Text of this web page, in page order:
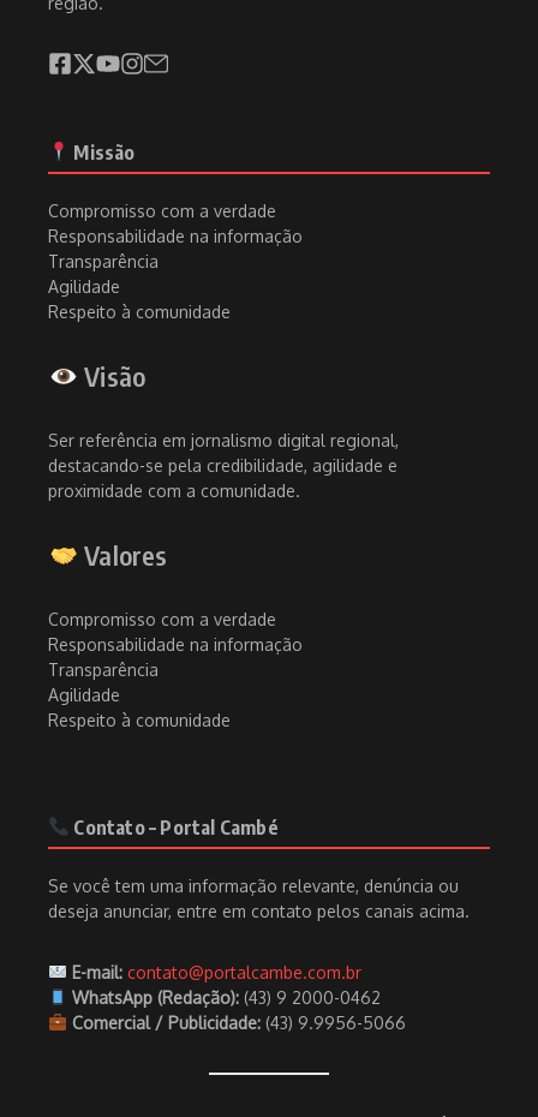
Missão
Compromisso com a verdade
Responsabilidade na informação
Transparência
Agilidade
Respeito à comunidade
Visão
Ser referência em jornalismo digital regional,
destacando-se pela credibilidade, agilidade e
proximidade com a comunidade.
Valores
Compromisso com a verdade
Responsabilidade na informação
Transparência
Agilidade
Respeito à comunidade
Contato – Portal Cambé
Se você tem uma informação relevante, denúncia ou
deseja anunciar, entre em contato pelos canais acima.
E-mail: contato@portalcambe.com.br
WhatsApp (Redação):(43) 9 2000-0462
Comercial / Publicidade:(43) 9.9956-5066